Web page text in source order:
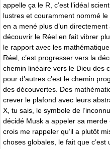
appelle ça le R, c’est l’idéal
lustres et couramment nommé
en a mené plus d’un
découvrir le Réel en fait vibrer
le rapport avec les
Réel, c’est progresser vers la
chemin linéaire vers le Dieu des
pour d’autres c’est le chemin
des découvertes. Des
crever le plafond avec leurs
X, tu sais, le symbole de
décidé Musk a appeler sa
crois me rappeler qu’il a plutôt
choses globales, le fait que